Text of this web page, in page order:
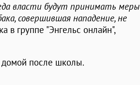
власти будут принимать меры
совершившая нападение, не
в группе "Энгельс онлайн",
домой после школы.